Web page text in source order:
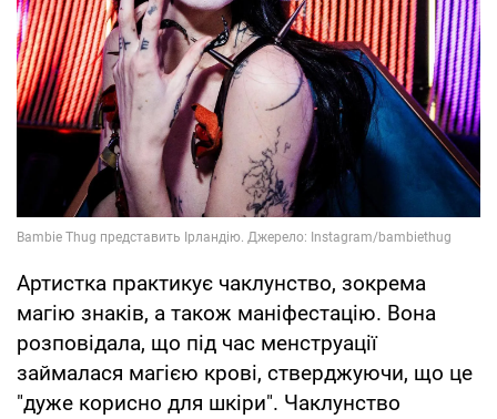
Артистка практикує чаклунство, зокрема
магію знаків, а також маніфестацію. Вона
розповідала, що під час менструації
займалася магією крові, стверджуючи, що це
"дуже корисно для шкіри". Чаклунство